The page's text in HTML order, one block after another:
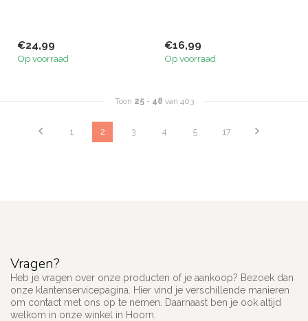
€24,99
Op voorraad
€16,99
Op voorraad
Toon 25- 48 van 403
1 2 3 4 5 17
Vragen?
Heb je vragen over onze producten of je aankoop? Bezoek dan
onze klantenservicepagina. Hier vind je verschillende manieren
om contact met ons op te nemen. Daarnaast ben je ook altijd
welkom in onze winkel in Hoorn.